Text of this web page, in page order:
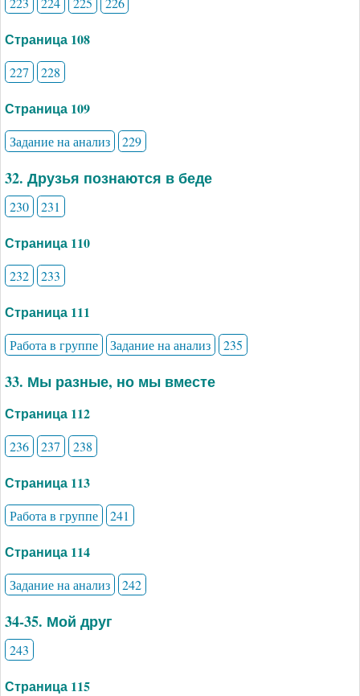
Страница 108
227 228
Страница 109
Задание на анализ 229
32. Друзья познаются в беде
230 231
Страница 110
232 233
Страница 111
Работа в группе Задание на анализ 235
33. Мы разные, но мы вместе
Страница 112
236 237 238
Страница 113
Работа в группе 241
Страница 114
Задание на анализ 242
34-35. Мой друг
243
Страница 115